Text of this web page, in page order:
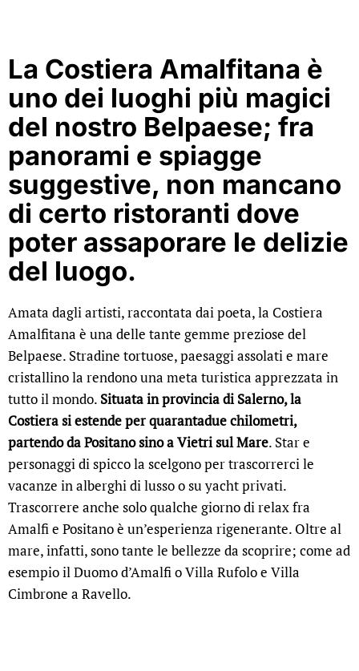
La Costiera Amalfitana è
uno dei luoghi più magici
del nostro Belpaese; fra
panorami e spiagge
suggestive, non mancano
di certo ristoranti dove
poter assaporare le delizie
del luogo.
Amata dagli artisti, raccontata dai poeta, la Costiera
Amalfitana è una delle tante gemme preziose del
Belpaese. Stradine tortuose, paesaggi assolati e mare
cristallino la rendono una meta turistica apprezzata in
tutto il mondo. Situata in provincia di Salerno, la
Costiera si estende per quarantadue chilometri,
partendo da Positano sino a Vietri sul Mare. Star e
personaggi di spicco la scelgono per trascorrerci le
vacanze in alberghi di lusso o su yacht privati.
Trascorrere anche solo qualche giorno di relax fra
Amalfi e Positano è un’esperienza rigenerante. Oltre al
mare, infatti, sono tante le bellezze da scoprire; come ad
esempio il Duomo d’Amalfi o Villa Rufolo e Villa
Cimbrone a Ravello.